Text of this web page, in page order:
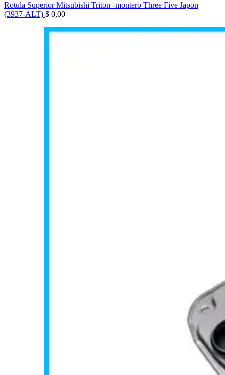
Rotula Superior Mitsubishi Triton -montero Three Five Japon
(3937-ALT) $ 0,00